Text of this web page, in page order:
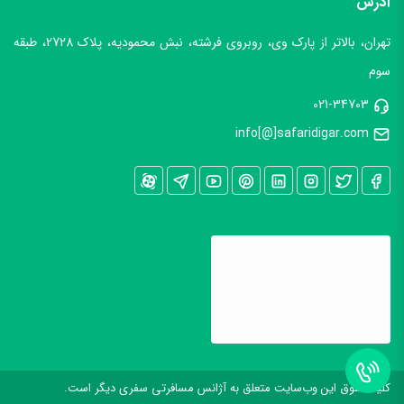
دعوتنامه شخص دعوت کننده با ذکر محل اقامت و وجود اتاقی مجزا
برای اقامت. واچر جعلی منجر به ریجکت شدن ویزای یونان خواهد
شد.
آژانس هواپیمایی
گرفت.
مدارک برای دانشجویان و محصلین
مدارک شغلی برای کارمندان بخش خصوصی یا دولتی
حقوق ماهیانه و تعداد روزهای مرخصی طبق فرمت ارسالی (روی
سربرگ شرکت) با تاریخ، شماره، امضا مدیر عامل و مهر شرکت + یک
نسـخه از روزنامه رسمی شرکت، آگهی تاسیس و آگهی آخرین تغییرات
تهران، بالاتر از پارک وی، روبروی فرشته، نبش محمودیه، پلاک 2728، طبقه
سوم
021-34703
info[@]safaridigar.com
کليه حقوق اين وب‌سايت متعلق به آژانس مسافرتی سفری دیگر است.